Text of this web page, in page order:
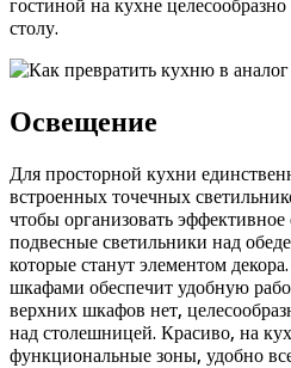
гостиной на кухне
столу.
Освещение
Для просторной кухни
встроенных точечных
чтобы организовать
подвесные светильники над
которые станут элементом
шкафами обеспечит удобную
верхних шкафов нет,
над столешницей. Красиво, на
функциональные зоны, удобно